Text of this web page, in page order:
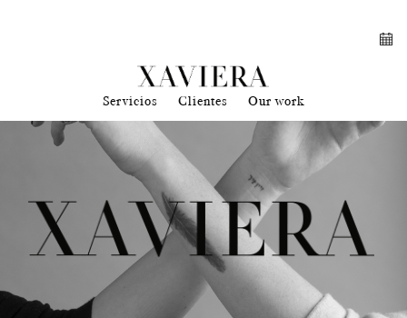
Servicios Clientes Our work